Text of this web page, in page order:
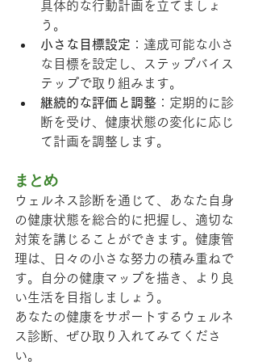
具体的な行動計画を立てましょ
う。
小さな目標設定 ：達成可能な小さ
な目標を設定し、ステップバイス
テップで取り組みます。
継続的な評価と調整 ：定期的に診
断を受け、健康状態の変化に応じ
て計画を調整します。
まとめ
ウェルネス診断を通じて、あなた自身
の健康状態を総合的に把握し、適切な
対策を講じることができます。健康管
理は、日々の小さな努力の積み重ねで
す。自分の健康マップを描き、より良
い生活を目指しましょう。
あなたの健康をサポートするウェルネ
ス診断、ぜひ取り入れてみてくださ
い。